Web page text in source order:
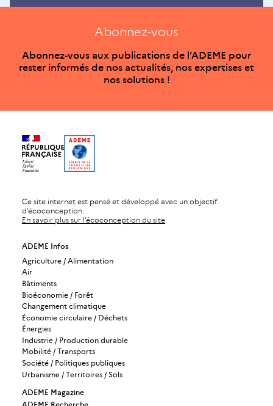
Abonnez-vous
Abonnez-vous aux publications de l’ADEME pour
rester informés de nos actualités, nos expertises et
nos solutions !
Ce site internet est pensé et développé avec un objectif
d’écoconception.
En savoir plus sur l’écoconception du site
ADEME Infos
Agriculture / Alimentation
Air
Bâtiments
Bioéconomie / Forêt
Changement climatique
Économie circulaire / Déchets
Énergies
Industrie / Production durable
Mobilité / Transports
Société / Politiques publiques
Urbanisme / Territoires / Sols
ADEME Magazine